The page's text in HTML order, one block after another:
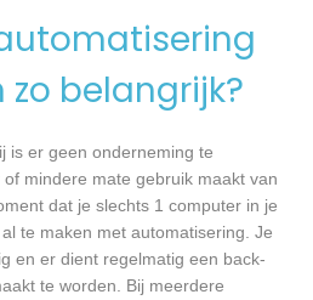
belangrijk?
is er geen onderneming te
mindere mate gebruik maakt van
dat je slechts 1 computer in je
te maken met automatisering. Je
en er dient regelmatig een back-
te worden. Bij meerdere